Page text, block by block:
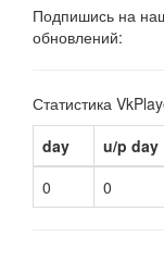
Подпишись на
обновлений:
Статистика
day
u/p day
0
0